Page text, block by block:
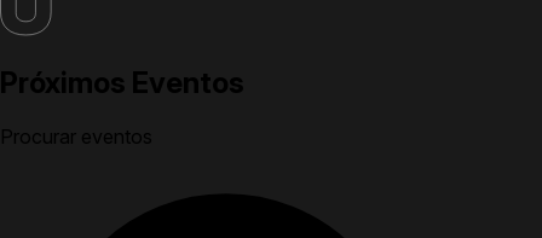
Próximos Eventos
Procurar eventos